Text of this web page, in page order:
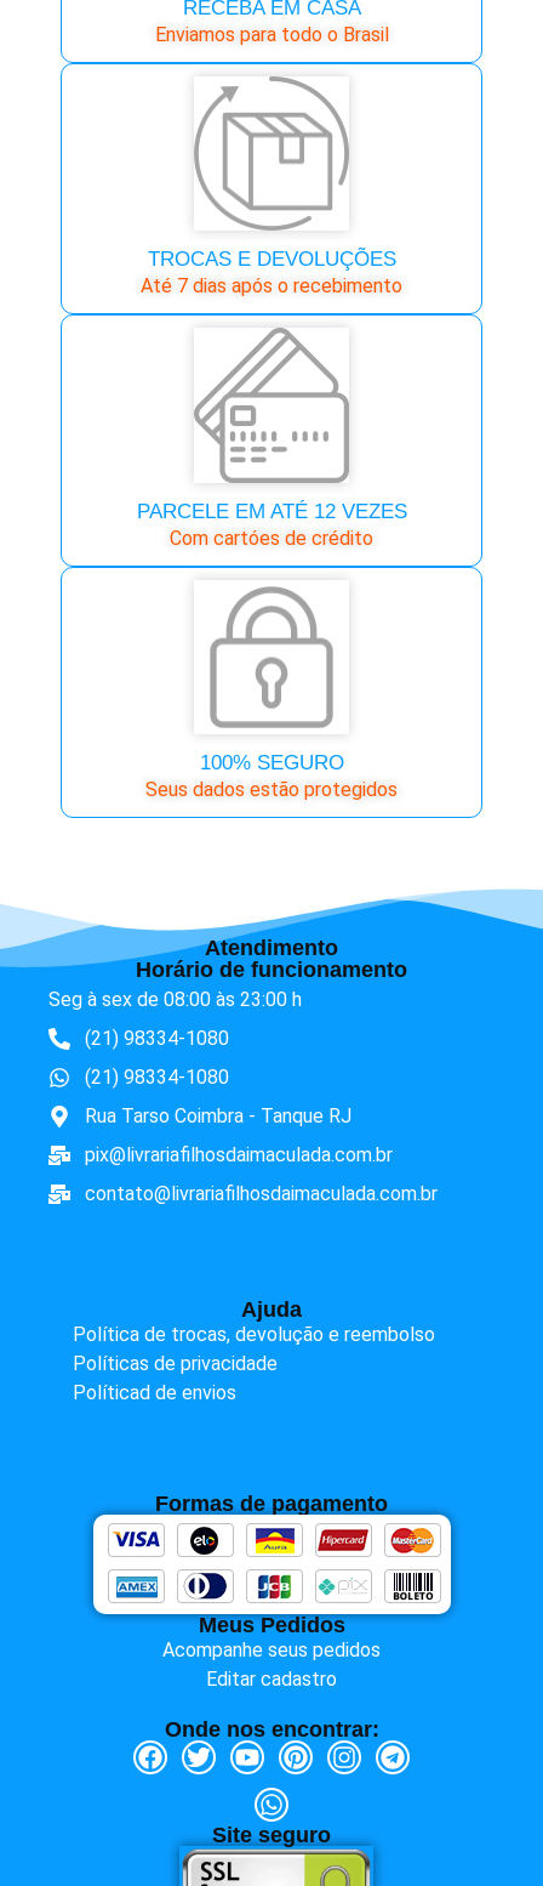
RECEBA EM CASA
Enviamos para todo o Brasil
TROCAS E DEVOLUÇÕES
Até 7 dias após o recebimento
PARCELE EM ATÉ 12 VEZES
Com cartóes de crédito
100% SEGURO
Seus dados estão protegidos
Atendimento
Horário de funcionamento
Seg à sex de 08:00 às 23:00 h
(21) 98334-1080
(21) 98334-1080
Rua Tarso Coimbra - Tanque RJ
pix@livrariafilhosdaimaculada.com.br
contato@livrariafilhosdaimaculada.com.br
Ajuda
Política de trocas, devolução e reembolso
Políticas de privacidade
Políticad de envios
Formas de pagamento
Meus Pedidos
Acompanhe seus pedidos
Editar cadastro
Onde nos encontrar:
Site seguro